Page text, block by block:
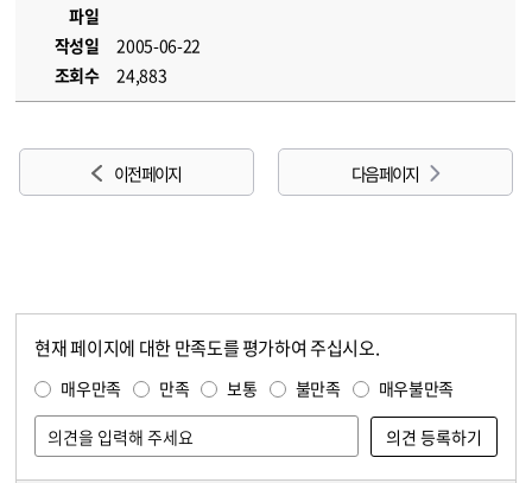
파일
작성일
2005-06-22
조회수
24,883
이전 페이지 다음 페이지
현재 페이지에 대한 만족도를 평가하여 주십시오.
매우만족 만족 보통 불만족 매우불만족